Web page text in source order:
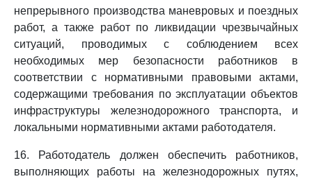
непрерывного производства маневровых и поездных
работ, а также работ по ликвидации чрезвычайных
ситуаций, проводимых с соблюдением всех
необходимых мер безопасности работников в
соответствии с нормативными правовыми актами,
содержащими требования по эксплуатации объектов
инфраструктуры железнодорожного транспорта, и
локальными нормативными актами работодателя.
16. Работодатель должен обеспечить работников,
выполняющих работы на железнодорожных путях,